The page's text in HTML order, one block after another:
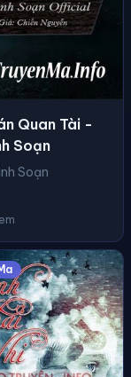
Quan Tài -
Soạn
Soạn